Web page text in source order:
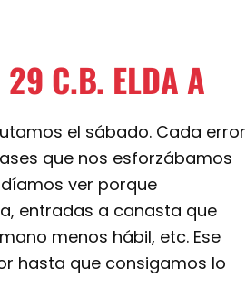
C.B. ELDA A
el sábado. Cada error
que nos esforzábamos
ver porque
entradas a canasta que
menos hábil, etc. Ese
hasta que consigamos lo